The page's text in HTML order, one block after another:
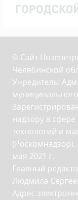
© Сайт
Челябинской
Учредитель:
надзору в
технологий и
мая 2021 г.
Главный
Людмила
Адрес